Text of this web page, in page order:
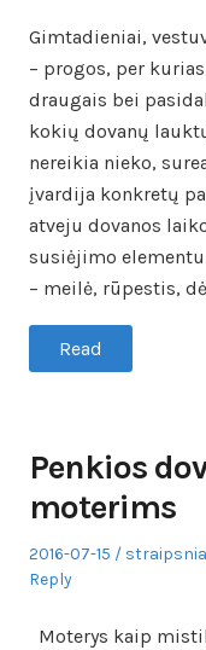
Gimtadieniai,
– progos, per
draugais bei
kokių dovanų
nereikia nieko,
įvardija konkretų
atveju dovanos
susiėjimo
– meilė, rūpestis,
Read
Penkios
moterims
Posted
on
2016-07-15 Author
Reply
Moterys kaip